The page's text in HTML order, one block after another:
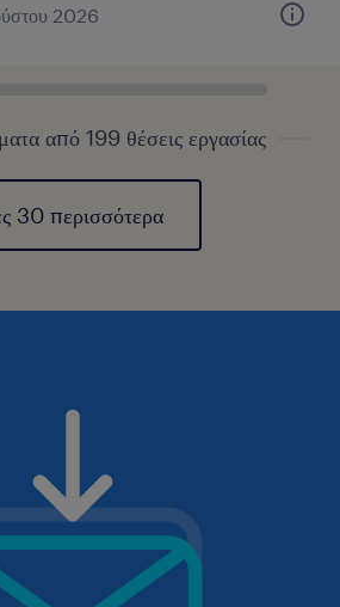
2026
από 199 θέσεις εργασίας
30 περισσότερα